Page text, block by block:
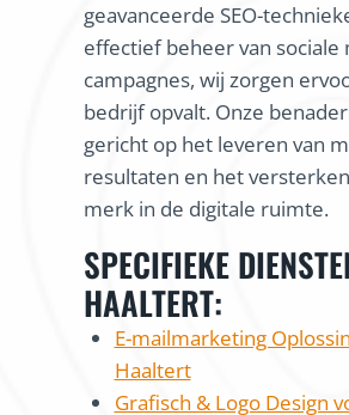
geavanceerde SEO-
effectief beheer van sociale
campagnes, wij zorgen
bedrijf opvalt. Onze
gericht op het leveren van
resultaten en het
merk in de digitale ruimte.
SPECIFIEKE
HAALTERT:
E-mailmarketing
Haaltert
Grafisch & Logo Design